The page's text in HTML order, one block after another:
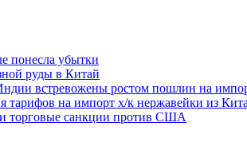
понесла убытки
руды в Китай
встревожены ростом пошлин на
тарифов на импорт х/к нержавейки из
торговые санкции против США